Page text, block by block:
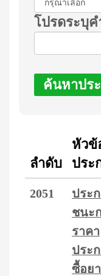
โปรดระบุ
ค้นหาปร
ลำดับ
หัวข้
ประ
2051
ประ
ชนะ
ราคา
ประ
ซื้อย